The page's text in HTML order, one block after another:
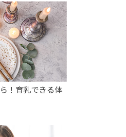
！育乳できる体